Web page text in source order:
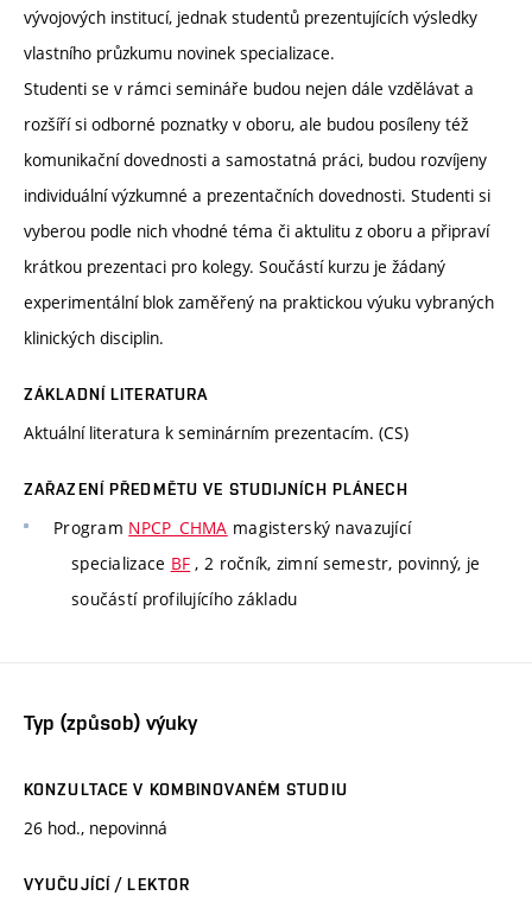
vývojových institucí, jednak studentů prezentujících výsledky
vlastního průzkumu novinek specializace.
Studenti se v rámci semináře budou nejen dále vzdělávat a
rozšíří si odborné poznatky v oboru, ale budou posíleny též
komunikační dovednosti a samostatná práci, budou rozvíjeny
individuální výzkumné a prezentačních dovednosti. Studenti si
vyberou podle nich vhodné téma či aktulitu z oboru a připraví
krátkou prezentaci pro kolegy. Součástí kurzu je žádaný
experimentální blok zaměřený na praktickou výuku vybraných
klinických disciplin.
ZÁKLADNÍ LITERATURA
Aktuální literatura k seminárním prezentacím. (CS)
ZAŘAZENÍ PŘEDMĚTU VE STUDIJNÍCH PLÁNECH
Program NPCP_CHMA magisterský navazující
specializace BF , 2 ročník, zimní semestr, povinný, je
součástí profilujícího základu
Typ (způsob) výuky
KONZULTACE V KOMBINOVANÉM STUDIU
26 hod., nepovinná
VYUČUJÍCÍ / LEKTOR